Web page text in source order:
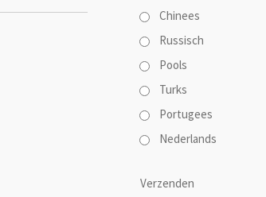
Chinees
Russisch
Pools
Turks
Portugees
Nederlands
Verzenden